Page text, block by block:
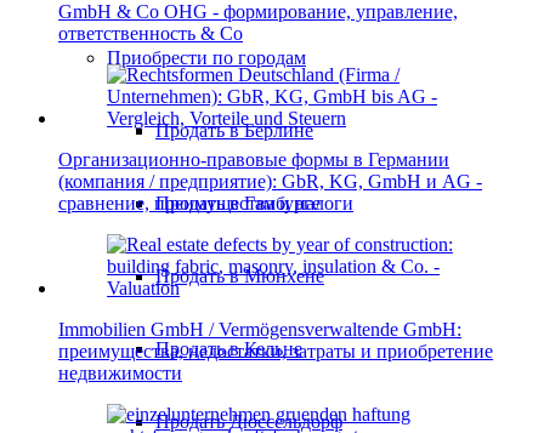
Приобрести по городам
Продать в Берлине
Продать в Гамбурге
Продать в Мюнхене
Продать в Кельне
Продать Дюссельдорф
GmbH & Co OHG - формирование, управление,
ответственность & Co
Организационно-правовые формы в Германии
(компания / предприятие): GbR, KG, GmbH и AG -
сравнение, преимущества и налоги
Immobilien GmbH / Vermögensverwaltende GmbH:
преимущества, недостатки, затраты и приобретение
недвижимости